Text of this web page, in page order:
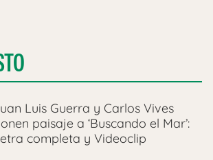
Luis Guerra y Carlos Vives
paisaje a ‘Buscando el Mar’:
completa y Videoclip